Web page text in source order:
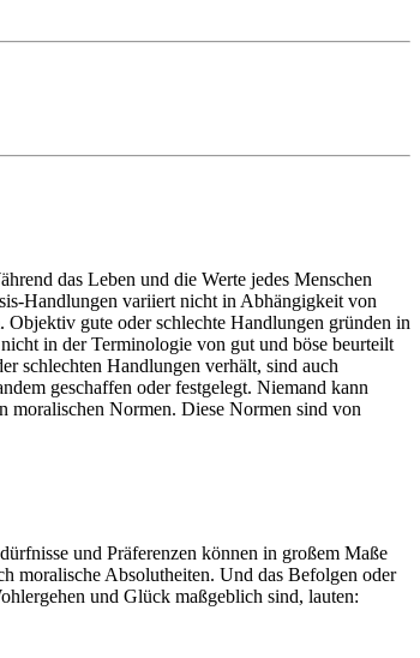
das Leben und die Werte jedes Menschen
Handlungen variiert nicht in Abhängigkeit von
gute oder schlechte Handlungen gründen in
in der Terminologie von gut und böse beurteilt
schlechten Handlungen verhält, sind auch
geschaffen oder festgelegt. Niemand kann
moralischen Normen. Diese Normen sind von
und Präferenzen können in großem Maße
moralische Absolutheiten. Und das Befolgen oder
und Glück maßgeblich sind, lauten: